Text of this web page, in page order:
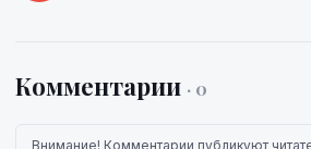
Комментарии · 0
Внимание! Комментарии публикуют